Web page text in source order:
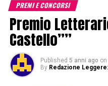
PREMI E CONCORSI
Premio
Castello””
Published 5 anni ago on
By Redazione